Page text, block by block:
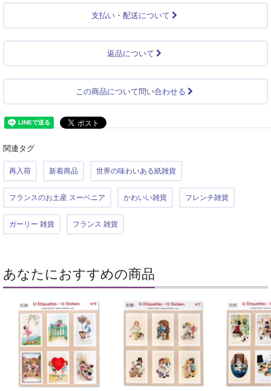
支払い・配送について
返品について
この商品について問い合わせる
関連タグ
再入荷 新着商品 世界の味わいある紙雑貨
フランスのお土産 スーベニア かわいい雑貨 フレンチ雑貨
ガーリー 雑貨 フランス 雑貨
あなたにおすすめの商品